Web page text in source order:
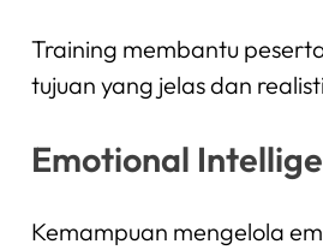
Training membantu
tujuan yang jelas dan
Emotional
Kemampuan mengelola